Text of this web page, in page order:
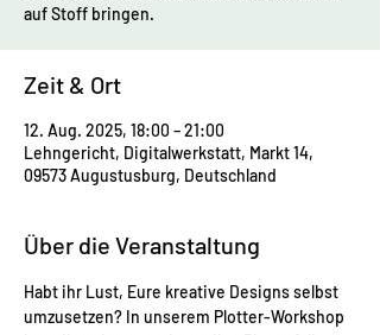
auf Stoff bringen.
Zeit & Ort
12. Aug. 2025, 18:00 – 21:00
Lehngericht, Digitalwerkstatt, Markt 14,
09573 Augustusburg, Deutschland
Über die Veranstaltung
Habt ihr Lust, Eure kreative Designs selbst
umzusetzen? In unserem Plotter-Workshop